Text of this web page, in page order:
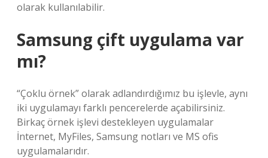
olarak kullanılabilir.
Samsung çift uygulama var
mı?
“Çoklu örnek” olarak adlandırdığımız bu işlevle, aynı
iki uygulamayı farklı pencerelerde açabilirsiniz.
Birkaç örnek işlevi destekleyen uygulamalar
İnternet, MyFiles, Samsung notları ve MS ofis
uygulamalarıdır.